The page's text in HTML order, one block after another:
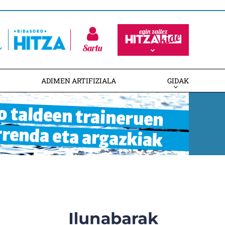
Sartu
ADIMEN ARTIFIZIALA GIDAK